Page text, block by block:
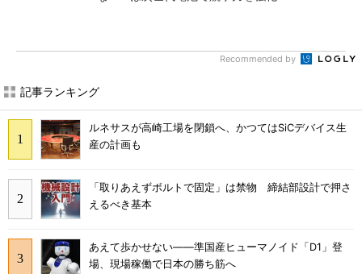
Recommended by
記事ランキング
ルネサスが高崎工場を閉鎖へ、かつてはSiCデバイス生
産の計画も
「取りあえずボルトで固定」は禁物 締結部設計で押さ
えるべき基本
あえて歩かせない――準国産ヒューマノイド「D1」登
場、現場稼働で日本の勝ち筋へ